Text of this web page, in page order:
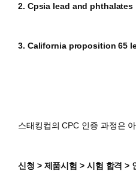
2. Cpsia lead and phthalates
3. California proposition 65
스태킹컵의 CPC 인증 과정은
신청 > 제품시험 > 시험 합격 >